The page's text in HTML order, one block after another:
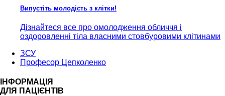
Випустіть молодість з клітки!
Дізнайтеся все про омолодження обличчя і
оздоровленні тіла власними стовбуровими клітинами
ЗСУ
Професор Цепколенко
ІНФОРМАЦІЯ
ДЛЯ ПАЦІЄНТІВ